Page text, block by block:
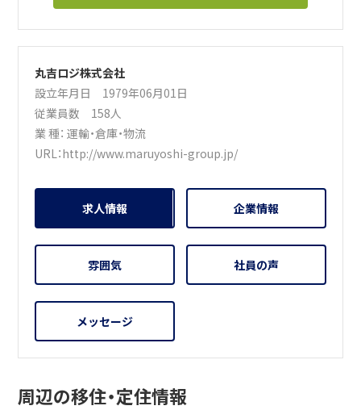
丸吉ロジ株式会社
設立年月日 1979年06月01日
従業員数 158人
業 種：運輸・倉庫・物流
URL：http://www.maruyoshi-group.jp/
求人情報 企業情報
雰囲気 社員の声
メッセージ
周辺の移住・定住情報